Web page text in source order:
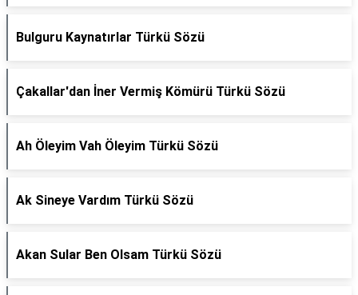
Bulguru Kaynatırlar Türkü Sözü
Çakallar'dan İner Vermiş Kömürü Türkü Sözü
Ah Öleyim Vah Öleyim Türkü Sözü
Ak Sineye Vardım Türkü Sözü
Akan Sular Ben Olsam Türkü Sözü